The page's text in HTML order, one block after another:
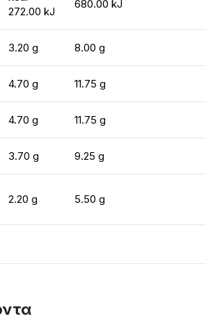
272.00 kJ
680.00 kJ
3.20 g 8.00 g
4.70 g 11.75 g
4.70 g 11.75 g
3.70 g 9.25 g
2.20 g 5.50 g